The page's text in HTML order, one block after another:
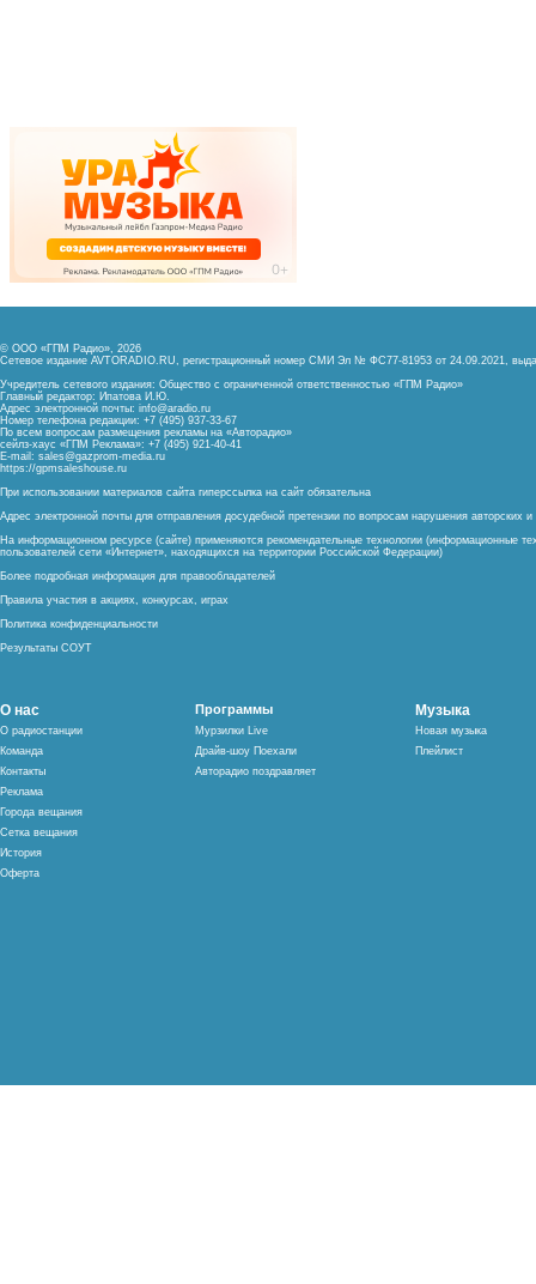
© ООО «ГПМ Радио», 2026
Сетевое издание AVTORADIO.RU, регистрационный номер СМИ Эл № ФС77-81953 от 24.09.2021,
Учредитель сетевого издания: Общество с ограниченной ответственностью «ГПМ Радио»
Главный редактор: Ипатова И.Ю.
Адрес электронной почты: info@aradio.ru
Номер телефона редакции: +7 (495) 937-33-67
По всем вопросам размещения рекламы на «Авторадио»
сейлз-хаус «ГПМ Реклама»: +7 (495) 921-40-41
E-mail: sales@gazprom-media.ru
https://gpmsaleshouse.ru
При использовании материалов сайта гиперссылка на сайт обязательна
Адрес электронной почты для отправления досудебной претензии по вопросам нарушения авторских
На информационном ресурсе (сайте) применяются рекомендательные технологии (информационные
пользователей сети «Интернет», находящихся на территории Российской Федерации)
Более подробная информация для правообладателей
Правила участия в акциях, конкурсах, играх
Политика конфиденциальности
Результаты СОУТ
О нас
О радиостанции
Команда
Контакты
Реклама
Города вещания
Сетка вещания
История
Оферта
Программы
Мурзилки Live
Драйв-шоу Поехали
Авторадио поздравляет
Музыка
Новая музыка
Плейлист